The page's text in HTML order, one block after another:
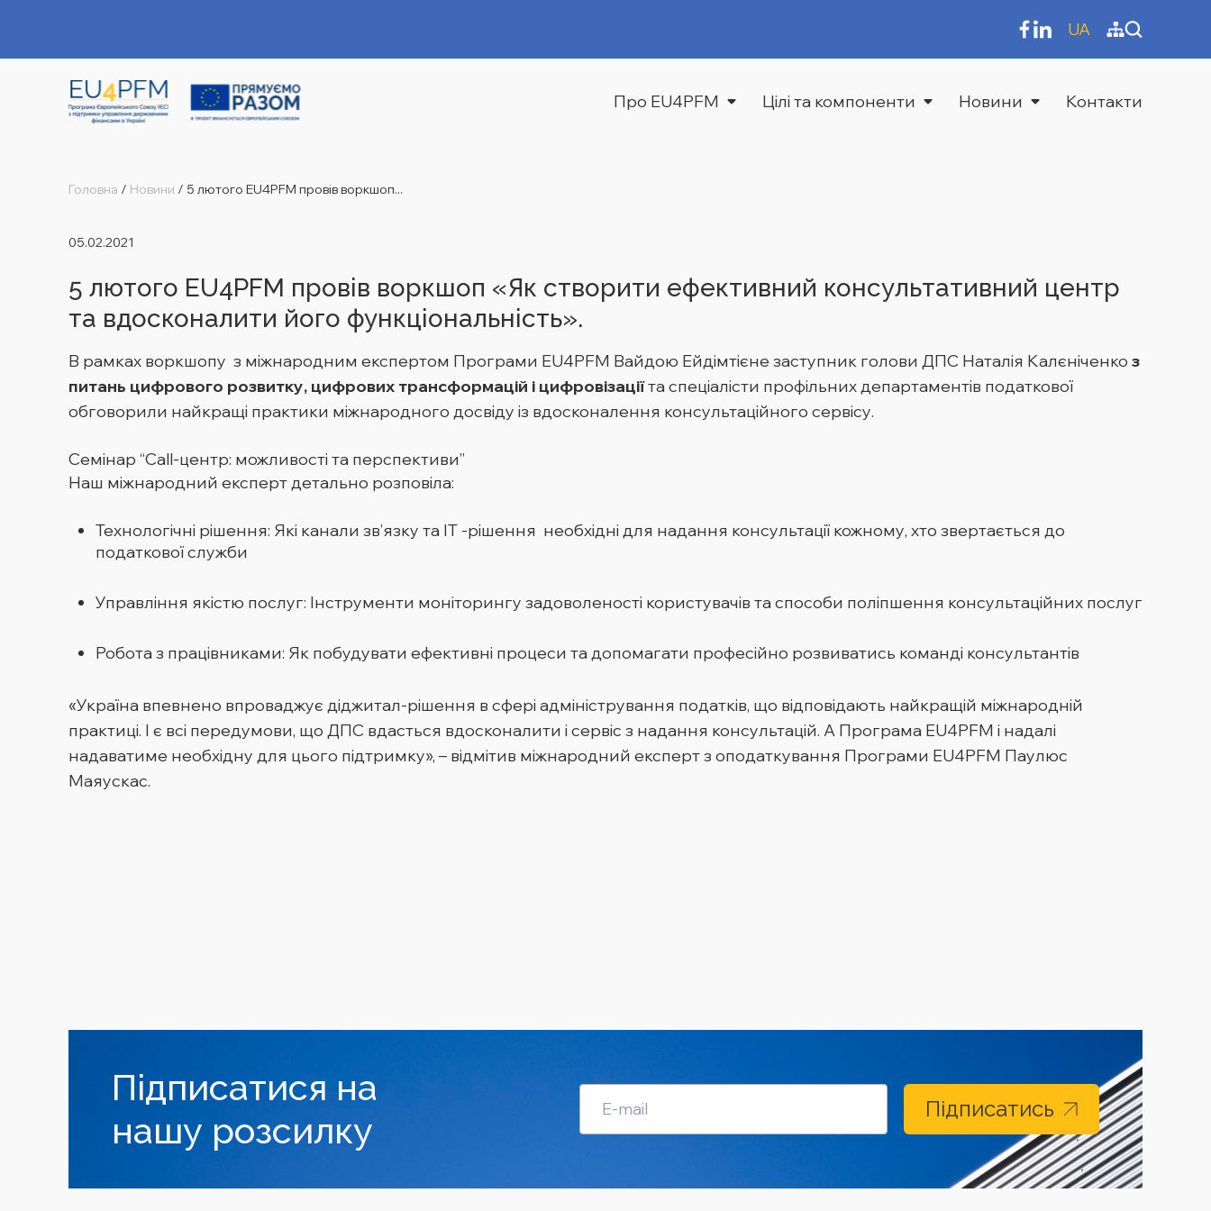
UA
Про EU4PFM Цілі та компоненти Новини Контакти
Головна / Новини / 5 лютого EU4PFM провів воркшоп...
05.02.2021
5 лютого EU4PFM провів воркшоп «Як створити ефективний консультативний центр
та вдосконалити його функціональність».
В рамках воркшопу з міжнародним експертом Програми EU4PFM Вайдою Ейдімтієне заступник голови ДПС Наталія Калєніченко з
питань цифрового розвитку, цифрових трансформацій і цифровізаціїта спеціалісти профільних департаментів податкової
обговорили найкращі практики міжнародного досвіду із вдосконалення консультаційного сервісу.
Семінар “Call-центр: можливості та перспективи”
Наш міжнародний експерт детально розповіла:
Технологічні рішення: Які канали зв’язку та ІТ -рішення необхідні для надання консультації кожному, хто звертається до
податкової служби
Управління якістю послуг: Інструменти моніторингу задоволеності користувачів та способи поліпшення консультаційних послуг
Робота з працівниками: Як побудувати ефективні процеси та допомагати професійно розвиватись команді консультантів
«Україна впевнено впроваджує діджитал-рішення в сфері адміністрування податків, що відповідають найкращій міжнародній
практиці. І є всі передумови, що ДПС вдасться вдосконалити і сервіс з надання консультацій. А Програма EU4PFM і надалі
надаватиме необхідну для цього підтримку», – відмітив міжнародний експерт з оподаткування Програми EU4PFM Паулюс
Маяускас.
Підписатися на
нашу розсилку
Підписатись